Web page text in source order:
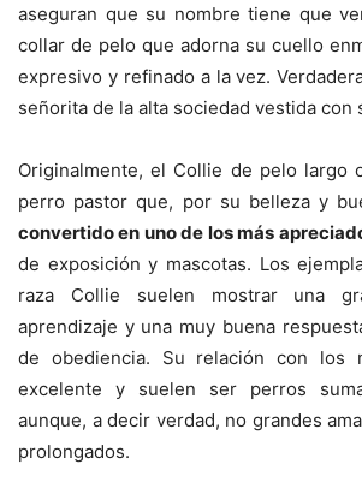
aseguran que su nombre tiene que
collar de pelo que adorna su cuello
expresivo y refinado a la vez.
señorita de la alta sociedad vestida con
Originalmente, el Collie de pelo largo
perro pastor que, por su belleza y
convertido en uno de los más
de exposición y mascotas. Los
raza Collie suelen mostrar una
aprendizaje y una muy buena
de obediencia. Su relación con los
excelente y suelen ser perros
aunque, a decir verdad, no grandes
prolongados.